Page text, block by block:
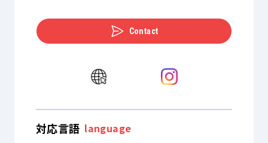
Contact
対応言語 language